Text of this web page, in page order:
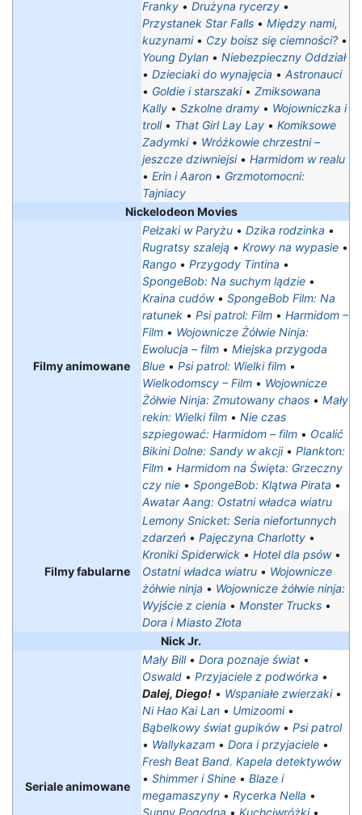
Franky • Drużyna rycerzy •
Przystanek Star Falls • Między nami,
kuzynami• Czy boisz się ciemności? •
Young Dylan • Niebezpieczny Oddział
• Dzieciaki do wynajęcia • Astronauci
• Goldie i starszaki• Zmiksowana
Kally • Szkolne dramy • Wojowniczka i
troll• That Girl Lay Lay • Komiksowe
Zadymki• Wróżkowie chrzestni –
jeszcze dziwniejsi• Harmidom w realu
• Erin i Aaron • Grzmotomocni:
Tajniacy
Nickelodeon Movies
Filmy animowane
Pełzaki w Paryżu • Dzika rodzinka •
Rugratsy szaleją • Krowy na wypasie •
Rango • Przygody Tintina •
SpongeBob: Na suchym lądzie •
Kraina cudów• SpongeBob Film: Na
ratunek • Psi patrol: Film • Harmidom –
Film • Wojownicze Żółwie Ninja:
Ewolucja – film • Miejska przygoda
Blue • Psi patrol: Wielki film •
Wielkodomscy – Film • Wojownicze
Żółwie Ninja: Zmutowany chaos • Mały
rekin: Wielki film • Nie czas
szpiegować: Harmidom – film • Ocalić
Bikini Dolne: Sandy w akcji• Plankton:
Film • Harmidom na Święta: Grzeczny
czy nie • SpongeBob: Klątwa Pirata •
Awatar Aang: Ostatni władca wiatru
Filmy fabularne
Lemony Snicket: Seria niefortunnych
zdarzeń • Pajęczyna Charlotty •
Kroniki Spiderwick • Hotel dla psów•
Ostatni władca wiatru • Wojownicze
żółwie ninja • Wojownicze żółwie ninja:
Wyjście z cienia • Monster Trucks •
Dora i Miasto Złota
Nick Jr.
Seriale animowane
Mały Bill• Dora poznaje świat •
Oswald • Przyjaciele z podwórka •
Dalej, Diego! • Wspaniałe zwierzaki•
Ni Hao Kai Lan • Umizoomi•
Bąbelkowy świat gupików• Psi patrol
• Wallykazam • Dora i przyjaciele •
Fresh Beat Band. Kapela detektywów
• Shimmer i Shine • Blaze i
megamaszyny • Rycerka Nella •
Sunny Pogodna • Kuchciwróżki•